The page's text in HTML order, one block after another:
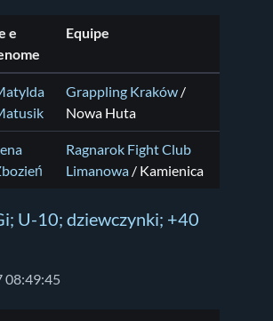
e
Equipe
Grappling Kraków /
Nowa Huta
Ragnarok Fight Club
Limanowa / Kamienica
U-10; dziewczynki; +40
08:49:45